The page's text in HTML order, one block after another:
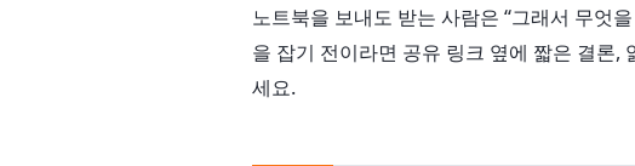
노트북을 보내도 받는 사람은 “그래서 무엇
을 잡기 전이라면 공유 링크 옆에 짧은 결론,
세요.